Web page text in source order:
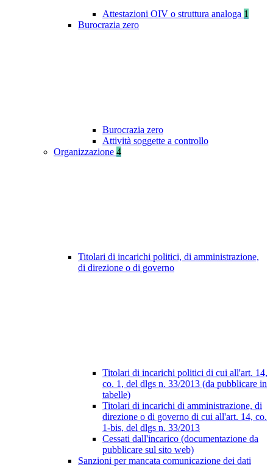
Attestazioni OIV o struttura analoga 1
Burocrazia zero
Burocrazia zero
Attività soggette a controllo
Organizzazione 4
Titolari di incarichi politici, di amministrazione,
di direzione o di governo
Titolari di incarichi politici di cui all'art. 14,
co. 1, del dlgs n. 33/2013 (da pubblicare in
tabelle)
Titolari di incarichi di amministrazione, di
direzione o di governo di cui all'art. 14, co.
1-bis, del dlgs n. 33/2013
Cessati dall'incarico (documentazione da
pubblicare sul sito web)
Sanzioni per mancata comunicazione dei dati